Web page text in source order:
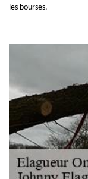
les bourses.